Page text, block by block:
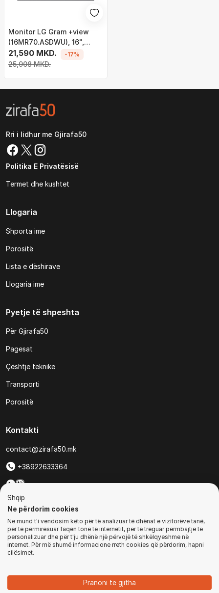
Monitor LG Gram +view
(16MR70.ASDWU), 16",
WQXGA, i zi
21,590 MKD.
25,908 MKD.
-17%
Rri i lidhur me Gjirafa50
Politika E Privatësisë
Termet dhe kushtet
Llogaria
Shporta ime
Porositë
Lista e dëshirave
Llogaria ime
Pyetje të shpeshta
Për Gjirafa50
Pagesat
Çështje teknike
Transporti
Porositë
Kontakti
contact@zirafa50.mk
+38922633364
Për kërkesa të ofertave:
b2b@zirafa50.mk
Jadranska Magistrala No. 86, Skopje, North Macedonia
© Të gjitha të drejtat e rezervuara
Shqip
Ne përdorim cookies
Ne mund t'i vendosim këto për të analizuar të dhënat e vizitorëve tanë,
për të përmirësuar faqen tonë të internetit, për të treguar përmbajtje të
personalizuar dhe për t'ju dhënë një përvojë të shkëlqyeshme në
internet. Për më shumë informacione rreth cookies që përdorim, hapni
cilësimet.
Pranoni të gjitha